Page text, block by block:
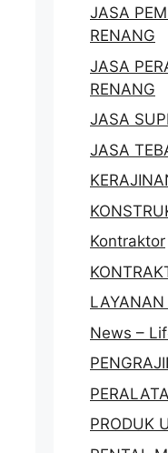
JASA
RENANG
JASA
RENANG
JASA
JASA
Kontraktor
News –
PRODUK